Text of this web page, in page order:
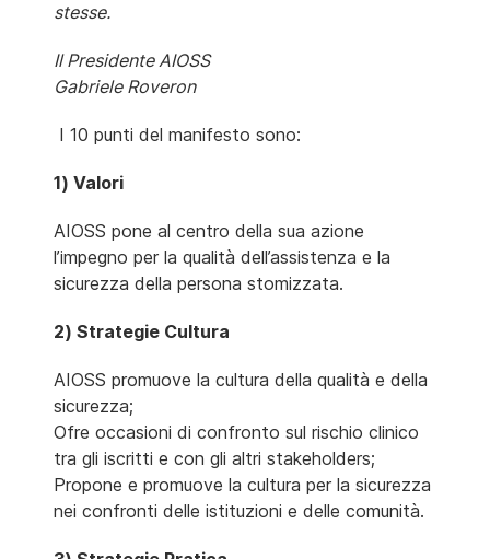
stesse.
Il Presidente AIOSS
Gabriele Roveron
I 10 punti del manifesto sono:
1) Valori
AIOSS pone al centro della sua azione
l’impegno per la qualità dell’assistenza e la
sicurezza della persona stomizzata.
2) Strategie Cultura
AIOSS promuove la cultura della qualità e della
sicurezza;
Ofre occasioni di confronto sul rischio clinico
tra gli iscritti e con gli altri stakeholders;
Propone e promuove la cultura per la sicurezza
nei confronti delle istituzioni e delle comunità.